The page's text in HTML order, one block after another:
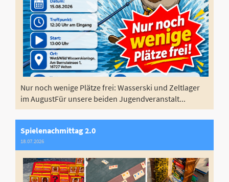
Nur noch wenige Plätze frei: Wasserski und Zeltlager
im AugustFür unsere beiden Jugendveranstalt...
Spielenachmittag 2.0
18.07.2026